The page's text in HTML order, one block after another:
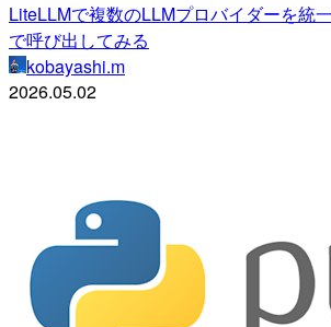
LiteLLMで複数のLLMプロバイダーを統
で呼び出してみる
kobayashi.m
2026.05.02